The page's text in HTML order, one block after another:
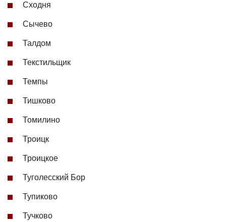
Сходня
Сычево
Талдом
Текстильщик
Темпы
Тишково
Томилино
Троицк
Троицкое
Туголесский Бор
Тупиково
Тучково